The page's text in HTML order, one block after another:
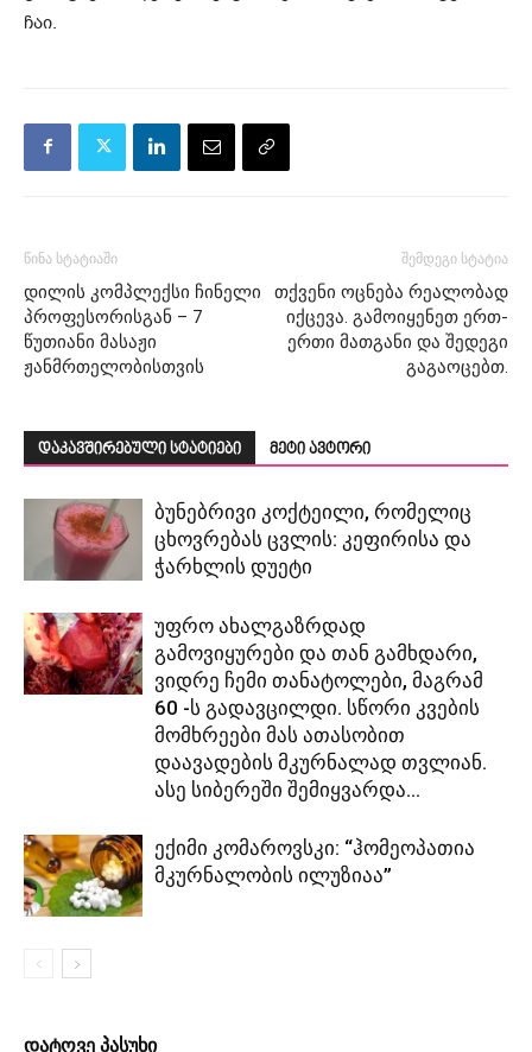
ჩაი.
წინა სტატიაში
დილის კომპლექსი ჩინელი
პროფესორისგან – 7
წუთიანი მასაჟი
ჟანმრთელობისთვის
შემდეგი სტატია
თქვენი ოცნება რეალობად
იქცევა. გამოიყენეთ ერთ-
ერთი მათგანი და შედეგი
გაგაოცებთ.
დაკავშირებული სტატიები მეტი ავტორი
ბუნებრივი კოქტეილი, რომელიც
ცხოვრებას ცვლის: კეფირისა და
ჭარხლის დუეტი
უფრო ახალგაზრდად
გამოვიყურები და თან გამხდარი,
ვიდრე ჩემი თანატოლები, მაგრამ
60 -ს გადავცილდი. სწორი კვების
მომხრეები მას ათასობით
დაავადების მკურნალად თვლიან.
ასე სიბერეში შემიყვარდა...
ექიმი კომაროვსკი: “ჰომეოპათია
მკურნალობის ილუზიაა”
დატოვე პასუხი